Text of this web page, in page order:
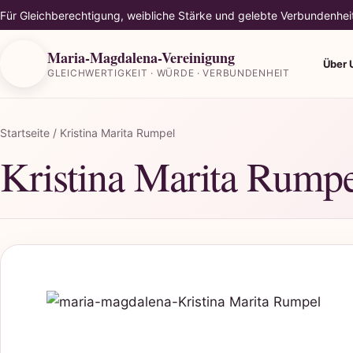
Für Gleichberechtigung, weibliche Stärke und gelebte
Maria-Magdalena-Vereinigung
GLEICHWERTIGKEIT · WÜRDE · VERBUNDENHEIT
Über
Startseite / Kristina Marita Rumpel
Kristina Marita